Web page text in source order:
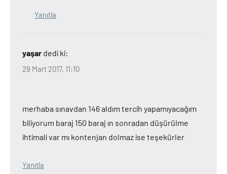
Yanıtla
yaşar dedi ki:
29 Mart 2017, 11:10
merhaba sınavdan 146 aldım tercih yapamıyacağım
biliyorum baraj 150 baraj ın sonradan düşürülme
ihtimali var mı kontenjan dolmaz ise teşekürler
Yanıtla